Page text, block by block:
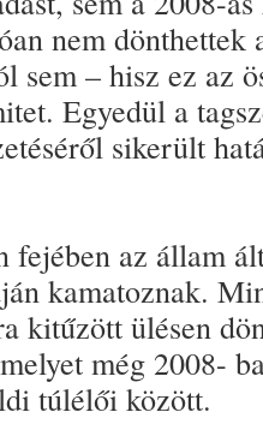
nem
sem – hisz ez az
Egyedül a
sikerült
fejében az állam
kamatoznak.
kitűzött ülésen
még 2008-
túlélői között.